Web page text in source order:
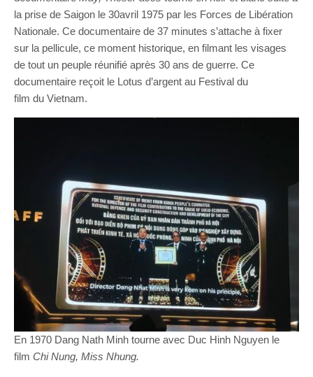
la prise de Saigon le 30avril 1975 par les Forces de Libération
Nationale. Ce documentaire de 37 minutes s’attache à fixer
sur la pellicule, ce moment historique, en filmant les visages
de tout un peuple réunifié après 30 ans de guerre. Ce
documentaire reçoit le Lotus d’argent au Festival du
film du Vietnam.
En 1970 Dang Nath Minh tourne avec Duc Hinh Nguyen le
film Chi Nung, Miss Nhung.